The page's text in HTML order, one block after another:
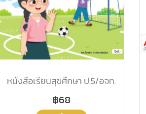
หนังสือเรียนสุขศึกษา ป.5/อจท.
฿68